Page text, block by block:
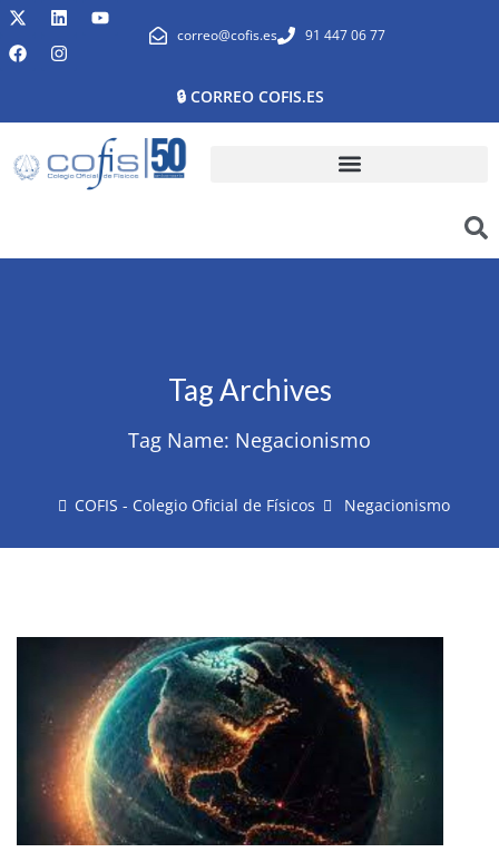
correo@cofis.es 91 447 06 77
🔒 CORREO COFIS.ES
Tag Archives
Tag Name: Negacionismo
COFIS - Colegio Oficial de Físicos Negacionismo